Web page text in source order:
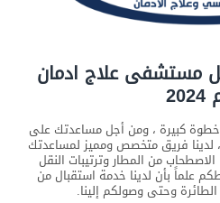
مستشفى علاج ادمان
خطوة كبيرة ، ومن أجل مساعدتك على
لدينا فريق متخصص ومميز لمساعدتك
من المطار وترتيبات النقل
علماً بأن لدينا خدمة استقبال من
وحتى وصولكم إلينا.